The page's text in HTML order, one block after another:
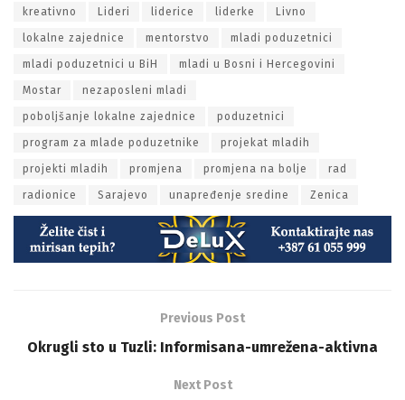
kreativno Lideri liderice liderke Livno
lokalne zajednice mentorstvo mladi poduzetnici
mladi poduzetnici u BiH mladi u Bosni i Hercegovini
Mostar nezaposleni mladi
poboljšanje lokalne zajednice poduzetnici
program za mlade poduzetnike projekat mladih
projekti mladih promjena promjena na bolje rad
radionice Sarajevo unapređenje sredine Zenica
Previous Post
Okrugli sto u Tuzli: Informisana-umrežena-aktivna
Next Post